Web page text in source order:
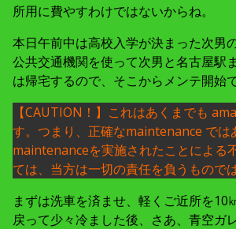
所用に費やすわけではないからね。
本日午前中は高校入学が決まった次男
公共交通機関を使って次男と名古屋駅
は帰宅するので、そこからメンテ開始
【CAUTION！】これはあくまでも
す。つまり、正確なmaintenance では
maintenanceを実施されたことによる
ては、当方は一切の責任を負うもので
まずは洗車を済ませ、軽くご近所を10
戻って少々冷ました後、さあ、青空ガ